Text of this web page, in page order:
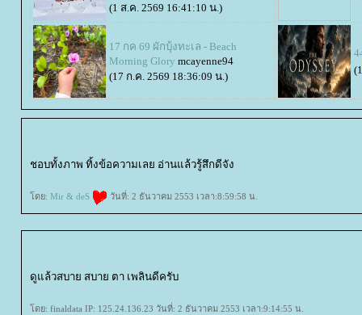
(1 ส.ค. 2569 16:41:10 น.)
17 กค 69 ผักบุ้งทะเล - Beach
Morning Glory mcayenne94
(17 ก.ค. 2569 18:36:09 น.)
ชอบทั้งภาพ ทิ้งข้อความเลย อ่านแล้วรู้สึกดีจัง
ดย: Mir & deS วันที่: 2 ธันวาคม 2553 เวลา:8:59:58 น.
ดูแล้วสบาย สบาย ตา เพลินดีครับ
ดย: finaldata IP: 125.24.136.23 วันที่: 2 ธันวาคม 2553 เวลา:9:14:55 น.